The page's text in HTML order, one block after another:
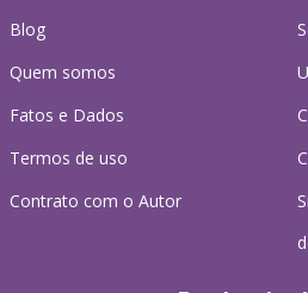
Blog
Quem somos
Fatos e Dados
Termos de uso
Contrato com o Autor